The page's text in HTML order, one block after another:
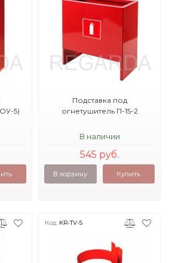
5)
Подставка под
огнетушитель П-15-2
В наличии
545 руб.
В корзину Купить
Код: KR-TV-5